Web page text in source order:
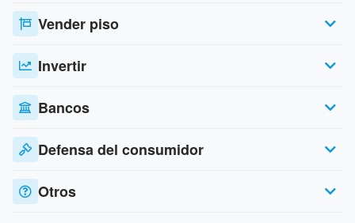
Vender piso
Invertir
Bancos
Defensa del consumidor
Otros